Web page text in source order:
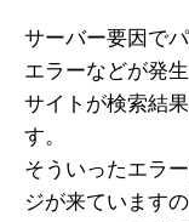
サーバー要因で
エラーなどが発生
サイトが検索結
す。
そういったエラ
ジが来ていますの